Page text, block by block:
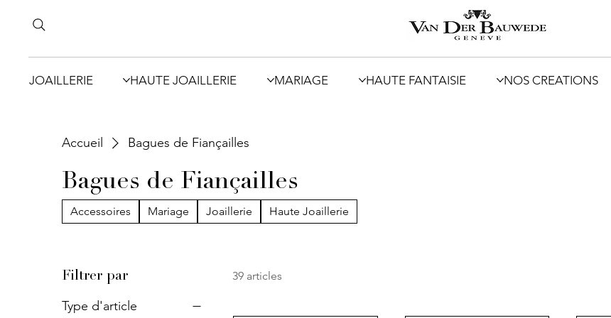
JOAILLERIE HAUTE JOAILLERIE MARIAGE HAUTE FANTAISIE NOS CREATIONS
Accueil Bagues de Fiançailles
Bagues de Fiançailles
Accessoires Mariage Joaillerie Haute Joaillerie
Filtrer par
Type d'article
39 articles